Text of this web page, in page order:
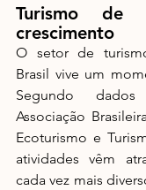
Turismo de
crescimento
O setor de
Brasil vive um
Segundo
Associação
Ecoturismo e
atividades vêm
cada vez mais